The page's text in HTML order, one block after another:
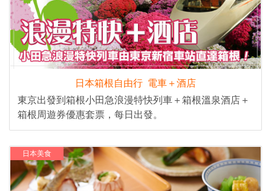
日本箱根自由行 電車＋酒店
東京出發到箱根小田急浪漫特快列車＋箱根溫泉酒店＋
箱根周遊券優惠套票，每日出發。
日本美食